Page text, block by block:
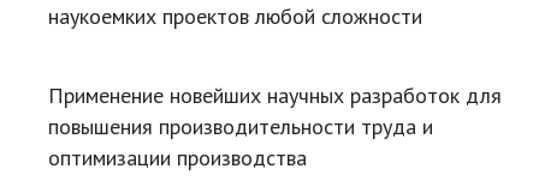
наукоемких проектов любой сложности
Применение новейших научных разработок для
повышения производительности труда и
оптимизации производства